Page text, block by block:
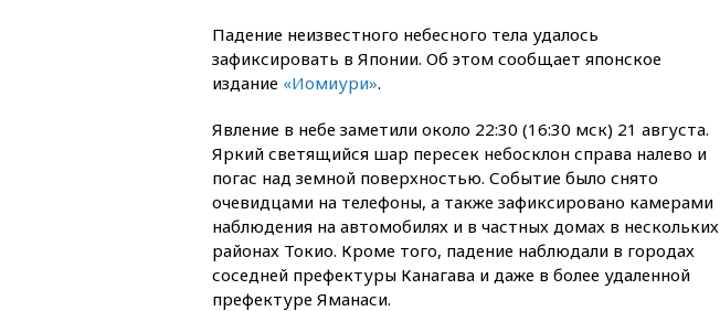
Падение неизвестного небесного тела удалось
зафиксировать в Японии. Об этом сообщает японское
издание «Иомиури».
Явление в небе заметили около 22:30 (16:30 мск) 21 августа.
Яркий светящийся шар пересек небосклон справа налево и
погас над земной поверхностью. Событие было снято
очевидцами на телефоны, а также зафиксировано камерами
наблюдения на автомобилях и в частных домах в нескольких
районах Токио. Кроме того, падение наблюдали в городах
соседней префектуры Канагава и даже в более удаленной
префектуре Яманаси.